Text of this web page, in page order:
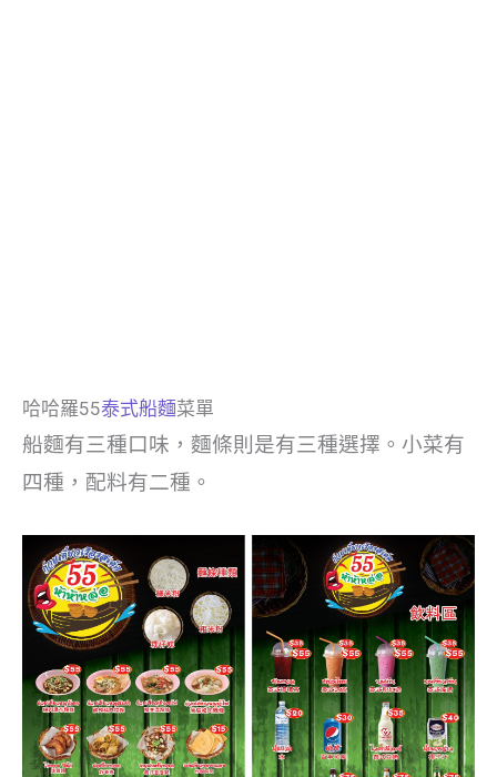
哈哈羅55泰式船麵菜單
船麵有三種口味，麵條則是有三種選擇。小菜有
四種，配料有二種。